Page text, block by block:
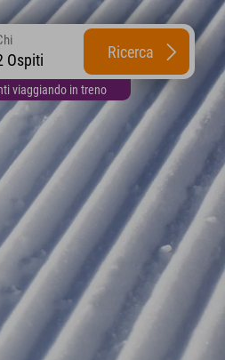
viaggiando in treno
Ospiti Ricerca